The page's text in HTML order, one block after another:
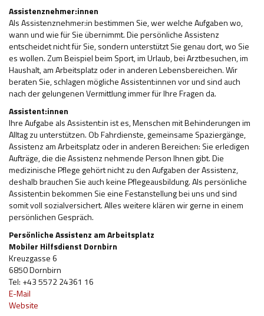
Assistenznehmer:innen
Als Assistenznehmer:in bestimmen Sie, wer welche Aufgaben wo,
wann und wie für Sie übernimmt. Die persönliche Assistenz
entscheidet nicht für Sie, sondern unterstützt Sie genau dort, wo Sie
es wollen. Zum Beispiel beim Sport, im Urlaub, bei Arztbesuchen, im
Haushalt, am Arbeitsplatz oder in anderen Lebensbereichen. Wir
beraten Sie, schlagen mögliche Assistent:innen vor und sind auch
nach der gelungenen Vermittlung immer für Ihre Fragen da.
Assistent:innen
Ihre Aufgabe als Assistent:in ist es, Menschen mit Behinderungen im
Alltag zu unterstützen. Ob Fahrdienste, gemeinsame Spaziergänge,
Assistenz am Arbeitsplatz oder in anderen Bereichen: Sie erledigen
Aufträge, die die Assistenz nehmende Person Ihnen gibt. Die
medizinische Pflege gehört nicht zu den Aufgaben der Assistenz,
deshalb brauchen Sie auch keine Pflegeausbildung. Als persönliche
Assistent:in bekommen Sie eine Festanstellung bei uns und sind
somit voll sozialversichert. Alles weitere klären wir gerne in einem
persönlichen Gespräch.
Persönliche Assistenz am Arbeitsplatz
Mobiler Hilfsdienst Dornbirn
Kreuzgasse 6
6850 Dornbirn
Tel: +43 5572 24361 16
E-Mail
Website